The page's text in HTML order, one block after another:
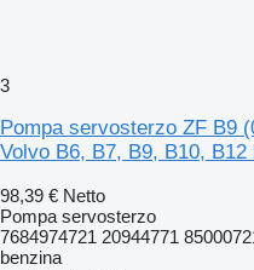
3
Pompa servosterzo ZF B9
Volvo B6, B7, B9, B10, B12
98,39 € Netto
Pompa servosterzo
7684974721 20944771
benzina